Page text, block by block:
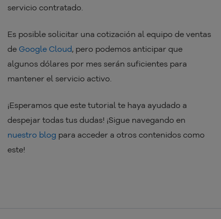
servicio contratado.
Es posible solicitar una cotización al equipo de ventas
de Google Cloud, pero podemos anticipar que
algunos dólares por mes serán suficientes para
mantener el servicio activo.
¡Esperamos que este tutorial te haya ayudado a
despejar todas tus dudas! ¡Sigue navegando en
nuestro blog para acceder a otros contenidos como
este!